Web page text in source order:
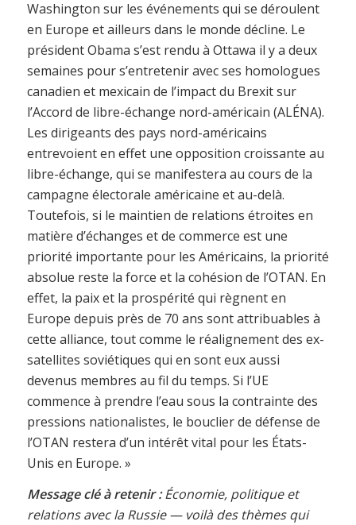
Washington sur les événements qui se déroulent
en Europe et ailleurs dans le monde décline. Le
président Obama s’est rendu à Ottawa il y a deux
semaines pour s’entretenir avec ses homologues
canadien et mexicain de l’impact du Brexit sur
l’Accord de libre-échange nord-américain (ALÉNA).
Les dirigeants des pays nord-américains
entrevoient en effet une opposition croissante au
libre-échange, qui se manifestera au cours de la
campagne électorale américaine et au-delà.
Toutefois, si le maintien de relations étroites en
matière d’échanges et de commerce est une
priorité importante pour les Américains, la priorité
absolue reste la force et la cohésion de l’OTAN. En
effet, la paix et la prospérité qui règnent en
Europe depuis près de 70 ans sont attribuables à
cette alliance, tout comme le réalignement des ex-
satellites soviétiques qui en sont eux aussi
devenus membres au fil du temps. Si l’UE
commence à prendre l’eau sous la contrainte des
pressions nationalistes, le bouclier de défense de
l’OTAN restera d’un intérêt vital pour les États-
Unis en Europe. »
Message clé à retenir :Économie, politique et
relations avec la Russie — voilà des thèmes qui